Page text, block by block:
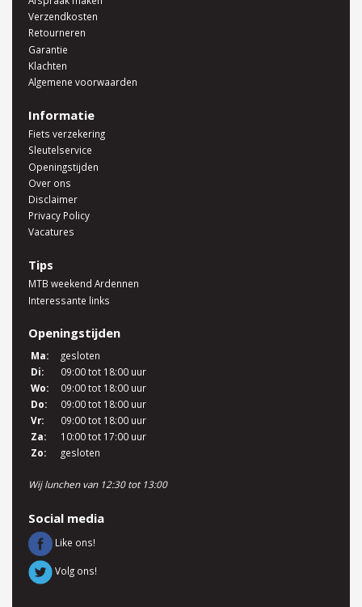
Verzendkosten
Retourneren
Garantie
Klachten
Algemene voorwaarden
Informatie
Fiets verzekering
Sleutelservice
Openingstijden
Over ons
Disclaimer
Privacy Policy
Vacatures
Tips
MTB weekend Ardennen
Interessante links
Openingstijden
Ma:
gesloten
Di:
09:00 tot 18:00 uur
Wo:
09:00 tot 18:00 uur
Do:
09:00 tot 18:00 uur
Vr:
09:00 tot 18:00 uur
Za:
10:00 tot 17:00 uur
Zo:
gesloten
Wij lunchen van 12:30 tot 13:00
Social media
Like ons!
Volg ons!